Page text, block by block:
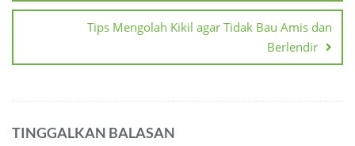
Tips Mengolah Kikil agar Tidak Bau Amis dan
Berlendir
TINGGALKAN BALASAN